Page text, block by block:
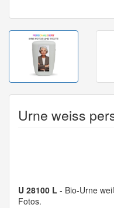
Urne weiss
U 28100 L - Bio-Urne
Fotos.